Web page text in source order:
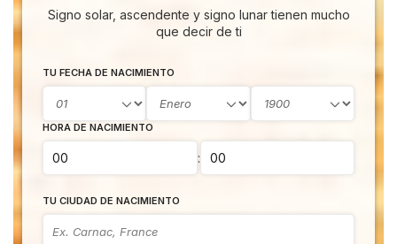
Signo solar, ascendente y signo lunar tienen mucho
que decir de ti
TU FECHA DE NACIMIENTO
HORA DE NACIMIENTO
:
TU CIUDAD DE NACIMIENTO